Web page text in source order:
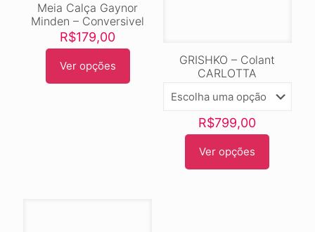
Meia Calça Gaynor
Minden – Conversivel
R$179,00
Ver opções
Este
produto
GRISHKO – Colant
CARLOTTA
R$799,00
Ver opções
Este
produto